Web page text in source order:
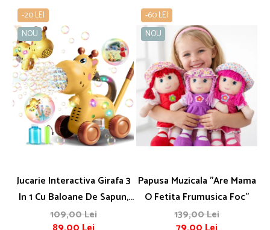
-20 LEI
NOU
Jucarie Interactiva Girafa 3
In 1 Cu Baloane De Sapun,
Lumini Si Maner De Impins
109,00 Lei
-60 LEI
NOU
Papusa Muzicala "Are Mama
O Fetita Frumusica Foc"
139,00 Lei